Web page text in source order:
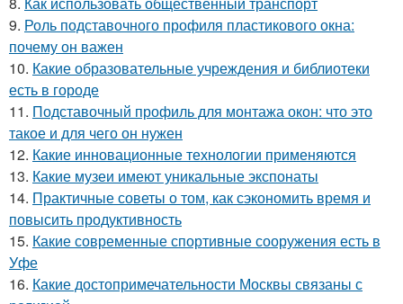
9. Роль подставочного профиля пластикового окна:
почему он важен
10. Какие образовательные учреждения и библиотеки
есть в городе
11. Подставочный профиль для монтажа окон: что это
такое и для чего он нужен
12. Какие инновационные технологии применяются
13. Какие музеи имеют уникальные экспонаты
14. Практичные советы о том, как сэкономить время и
повысить продуктивность
15. Какие современные спортивные сооружения есть в
Уфе
16. Какие достопримечательности Москвы связаны с